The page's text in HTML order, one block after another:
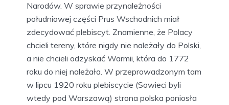
Narodów. W sprawie przynależności
południowej części Prus Wschodnich miał
zdecydować plebiscyt. Znamienne, że Polacy
chcieli tereny, które nigdy nie należały do Polski,
a nie chcieli odzyskać Warmii, która do 1772
roku do niej należała. W przeprowadzonym tam
w lipcu 1920 roku plebiscycie (Sowieci byli
wtedy pod Warszawą) strona polska poniosła